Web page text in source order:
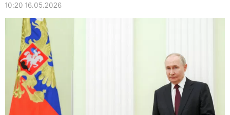
10:20 16.05.2026